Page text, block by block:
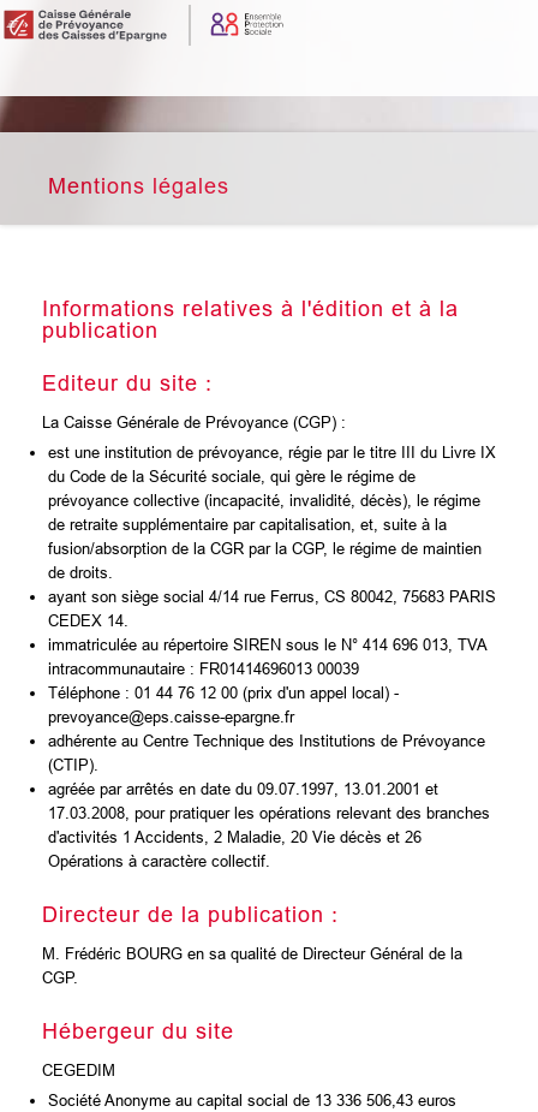
Mentions légales
Informations relatives à l'édition et à la
publication
Editeur du site :
La Caisse Générale de Prévoyance (CGP) :
est une institution de prévoyance, régie par le titre III du Livre IX
du Code de la Sécurité sociale, qui gère le régime de
prévoyance collective (incapacité, invalidité, décès), le régime
de retraite supplémentaire par capitalisation, et, suite à la
fusion/absorption de la CGR par la CGP, le régime de maintien
de droits.
ayant son siège social 4/14 rue Ferrus, CS 80042, 75683 PARIS
CEDEX 14.
immatriculée au répertoire SIREN sous le N° 414 696 013, TVA
intracommunautaire : FR01414696013 00039
Téléphone : 01 44 76 12 00 (prix d'un appel local) -
prevoyance@eps.caisse-epargne.fr
adhérente au Centre Technique des Institutions de Prévoyance
(CTIP).
agréée par arrêtés en date du 09.07.1997, 13.01.2001 et
17.03.2008, pour pratiquer les opérations relevant des branches
d'activités 1 Accidents, 2 Maladie, 20 Vie décès et 26
Opérations à caractère collectif.
Directeur de la publication :
M. Frédéric BOURG en sa qualité de Directeur Général de la
CGP.
Hébergeur du site
CEGEDIM
Société Anonyme au capital social de 13 336 506,43 euros